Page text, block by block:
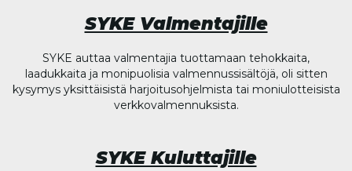
SYKE Valmentajille
SYKE auttaa valmentajia tuottamaan tehokkaita,
laadukkaita ja monipuolisia valmennussisältöjä, oli sitten
kysymys yksittäisistä harjoitusohjelmista tai moniulotteisista
verkkovalmennuksista.
SYKE Kuluttajille